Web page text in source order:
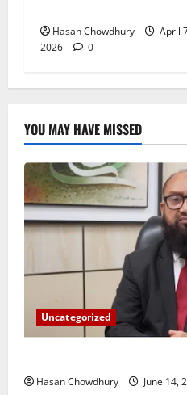
Hasan Chowdhury
April
2026
0
YOU MAY HAVE MISSED
Uncategorized
Hasan Chowdhury June 14,